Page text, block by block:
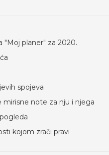
"Moj planer" za 2020.
spojeva
mirisne note za nju i njega
kojom zrači pravi